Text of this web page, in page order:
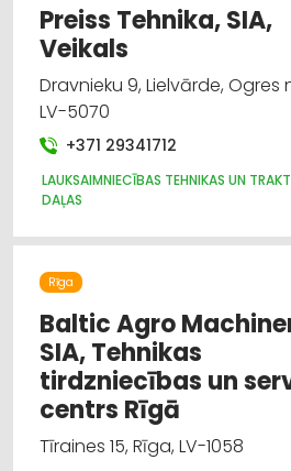
Preiss Tehnika, SIA,
Veikals
Dravnieku 9, Lielvārde, Ogres
LV-5070
+371 29341712
LAUKSAIMNIECĪBAS TEHNIKAS UN
DAĻAS
Rīga
Baltic Agro
SIA, Tehnikas
tirdzniecības un
centrs Rīgā
Tīraines 15, Rīga, LV-1058